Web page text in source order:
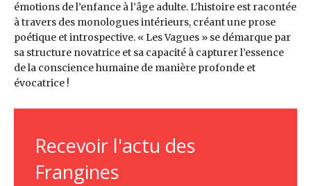
émotions de l’enfance à l’âge adulte. L’histoire est racontée
à travers des monologues intérieurs, créant une prose
poétique et introspective. « Les Vagues » se démarque par
sa structure novatrice et sa capacité à capturer l’essence
de la conscience humaine de manière profonde et
évocatrice !
Recevoir l'actu des
Frangines